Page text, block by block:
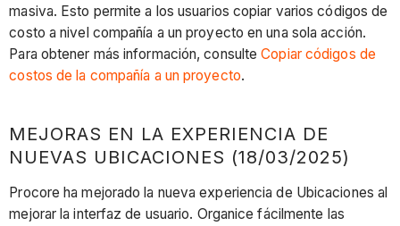
masiva. Esto permite a los usuarios copiar varios códigos de
costo a nivel compañía a un proyecto en una sola acción.
Para obtener más información, consulteCopiar códigos de
costos de la compañía a un proyecto. ​​​
MEJORAS EN LA EXPERIENCIA DE
NUEVAS UBICACIONES (18/03/2025)
Procore ha mejorado la nueva experiencia de Ubicaciones al
mejorar la interfaz de usuario. Organice fácilmente las